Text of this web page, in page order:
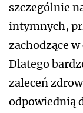
szczególnie
intymnych,
zachodzące
Dlatego
zaleceń
odpowiednią